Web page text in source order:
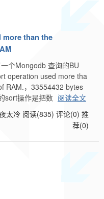
than the
个Mongodb 查询的BU
operation used more tha
RAM.，33554432 bytes
sort操作是把数 阅读全文
太冷 阅读(835) 评论(0) 推
荐(0)